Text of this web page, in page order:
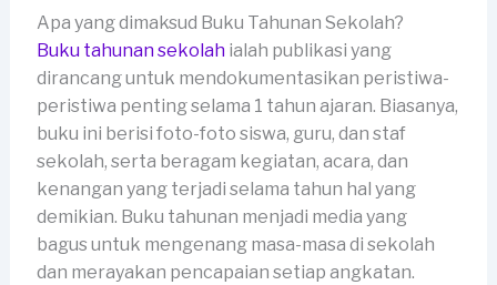
Apa yang dimaksud Buku Tahunan Sekolah?
Buku tahunan sekolahialah publikasi yang
dirancang untuk mendokumentasikan peristiwa-
peristiwa penting selama 1 tahun ajaran. Biasanya,
buku ini berisi foto-foto siswa, guru, dan staf
sekolah, serta beragam kegiatan, acara, dan
kenangan yang terjadi selama tahun hal yang
demikian. Buku tahunan menjadi media yang
bagus untuk mengenang masa-masa di sekolah
dan merayakan pencapaian setiap angkatan.